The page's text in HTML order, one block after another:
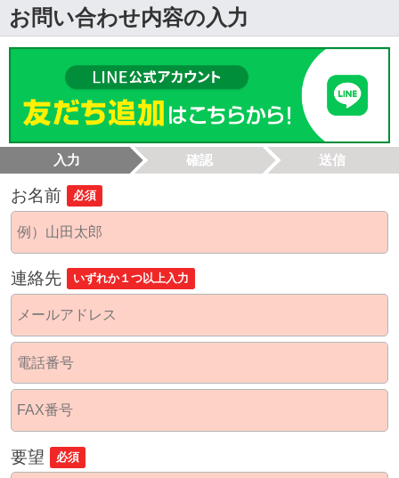
お問い合わせ内容の入力
入力 確認 送信
お名前 必須
連絡先 いずれか１つ以上入力
要望 必須